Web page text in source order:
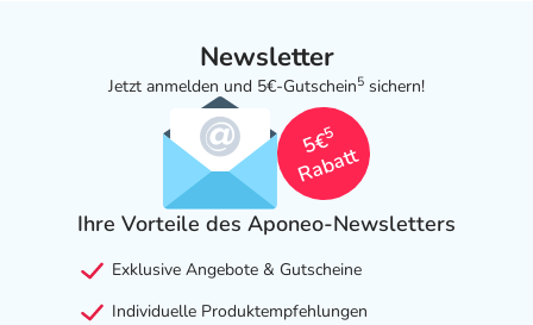
Newsletter
Jetzt anmelden und 5€-Gutschein5 sichern!
5€
5
Rabatt
Ihre Vorteile des Aponeo-Newsletters
Exklusive Angebote & Gutscheine
Individuelle Produktempfehlungen